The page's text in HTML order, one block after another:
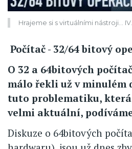
Hrajeme si s virtuálními nástroji...
Počítač - 32/64 bitový
O 32 a 64bitových
málo řekli už v minulém
tuto problematiku,
velmi aktuální,
Diskuze o 64bitových